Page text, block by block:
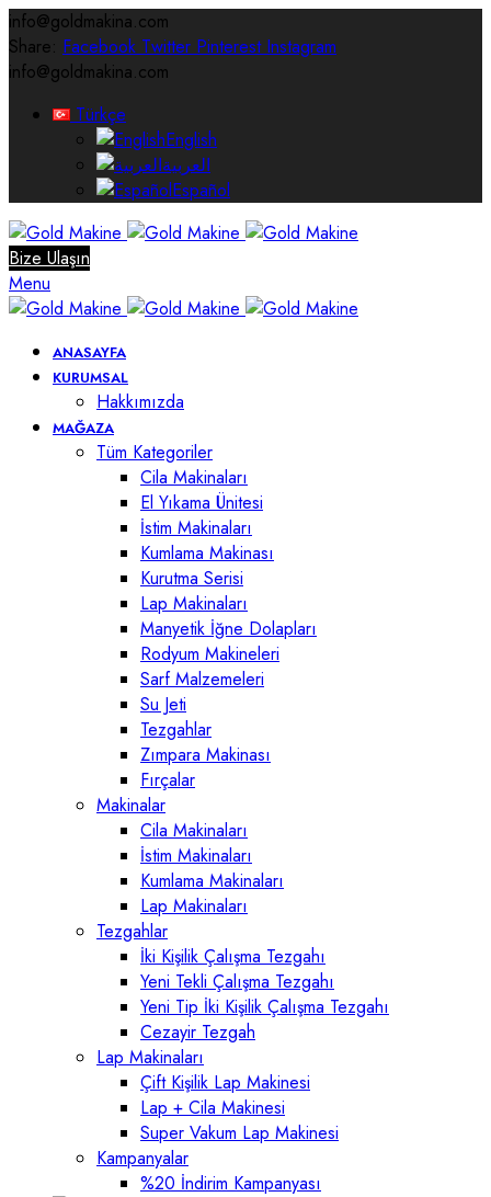
info@goldmakina.com
Share: Facebook Twitter Pinterest Instagram
info@goldmakina.com
Türkçe
English
العربية
Español
Bize Ulaşın
Menu
ANASAYFA
KURUMSAL
Hakkımızda
MAĞAZA
Tüm Kategoriler
Cila Makinaları
El Yıkama Ünitesi
İstim Makinaları
Kumlama Makinası
Kurutma Serisi
Lap Makinaları
Manyetik İğne Dolapları
Rodyum Makineleri
Sarf Malzemeleri
Su Jeti
Tezgahlar
Zımpara Makinası
Fırçalar
Makinalar
Cila Makinaları
İstim Makinaları
Kumlama Makinaları
Lap Makinaları
Tezgahlar
İki Kişilik Çalışma Tezgahı
Yeni Tekli Çalışma Tezgahı
Yeni Tip İki Kişilik Çalışma Tezgahı
Cezayir Tezgah
Lap Makinaları
Çift Kişilik Lap Makinesi
Lap + Cila Makinesi
Super Vakum Lap Makinesi
Kampanyalar
%20 İndirim Kampanyası